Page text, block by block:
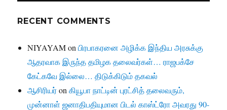
RECENT COMMENTS
NIYAYAMonபிரபாகரனை அழிக்க இந்திய அரசுக்கு
ஆதரவாக இருந்த தமிழக தலைவர்கள்… ராஜபக்சே
கேட்கவே இல்லை… திடுக்கிடும் தகவல்
ஆசிரியர்onகியூபா நாட்டின் புரட்சித் தலைவரும்,
முன்னாள் ஜனாதிபதியுமான பிடல் காஸ்ட்ரோ அவரது 90-